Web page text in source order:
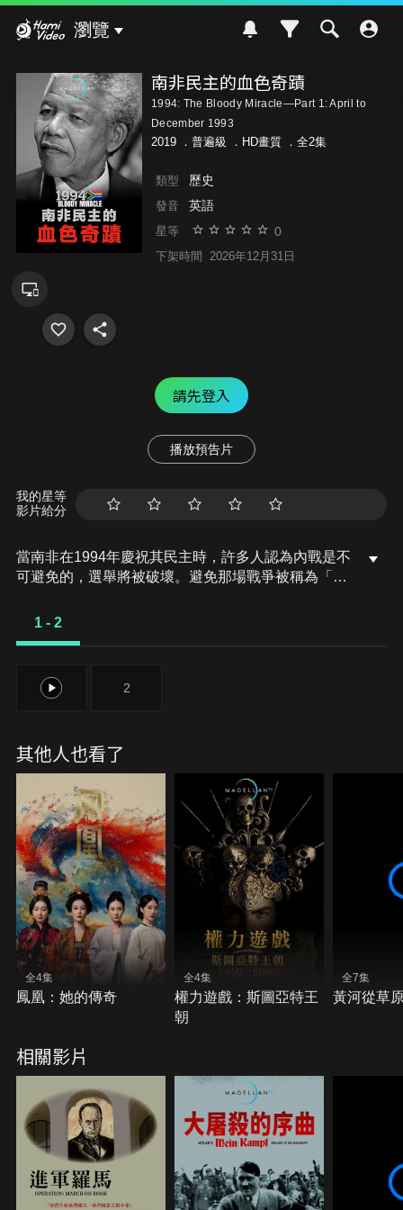
瀏覽
南非民主的血色奇蹟
1994: The Bloody Miracle—Part 1: April to
December 1993
2019 ． 普遍級 ．HD畫質 ．全2集
類型 歷史
發音 英語
星等 0
下架時間 2026年12月31日
請先登入
播放預告片
我的星等
影片給分
當南非在1994年慶祝其民主時，許多人認為內戰是不
可避免的，選舉將被破壞。避免那場戰爭被稱為「曼
阻撓首次自由選舉。現在，那些負責人解釋了他們如
1 - 2
1 2
其他人也看了
全4集
鳳凰：她的傳奇
全4集
權力遊戲：斯圖亞特王
朝
全7集
黃河從草
相關影片